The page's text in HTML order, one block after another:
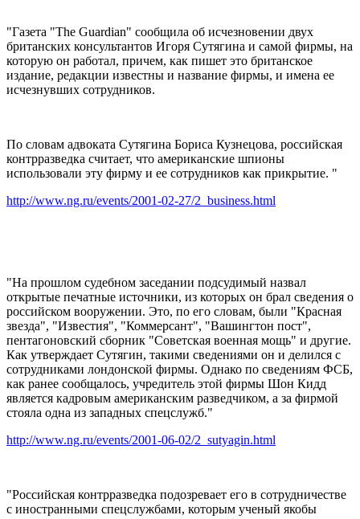
"Газета "The Guardian" сообщила об исчезновении двух
британских консультантов Игоря Сутягина и самой фирмы, на
которую он работал, причем, как пишет это британское
издание, редакции известны и название фирмы, и имена ее
исчезнувших сотрудников.
По словам адвоката Сутягина Бориса Кузнецова, российская
контрразведка считает, что американские шпионы
использовали эту фирму и ее сотрудников как прикрытие. "
http://www.ng.ru/events/2001-02-27/2_business.html
"На прошлом судебном заседании подсудимый назвал
открытые печатные источники, из которых он брал сведения о
российском вооружении. Это, по его словам, были "Красная
звезда", "Известия", "Коммерсант", "Вашингтон пост",
пентагоновcкий сборник "Советская военная мощь" и другие.
Как утверждает Сутягин, такими сведениями он и делился с
сотрудниками лондонской фирмы. Однако по сведениям ФСБ,
как ранее сообщалось, учредитель этой фирмы Шон Кидд
является кадровым американским разведчиком, а за фирмой
стояла одна из западных спецслужб."
http://www.ng.ru/events/2001-06-02/2_sutyagin.html
"Российская контрразведка подозревает его в сотрудничестве
с иностранными спецслужбами, которым ученый якобы